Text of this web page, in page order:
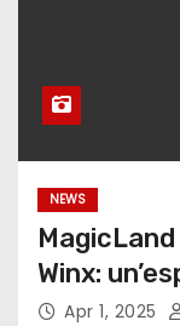
NEWS
Winx:
Apr 1, 2025